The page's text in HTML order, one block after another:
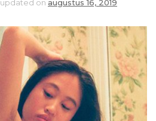
updated on augustus 16, 2019